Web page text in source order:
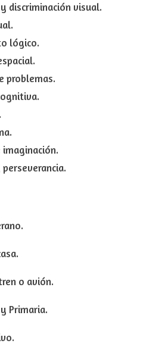
discriminación visual.
lógico.
problemas.
imaginación.
o avión.
Primaria.